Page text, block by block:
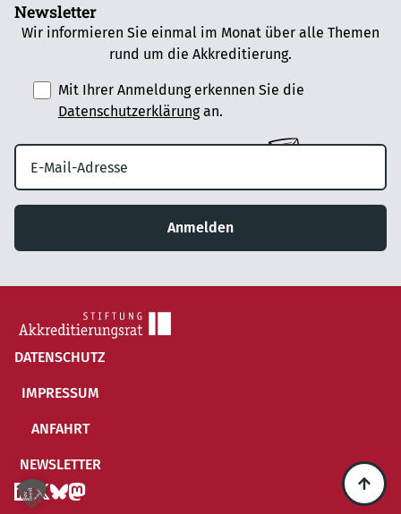
Newsletter
Wir informieren Sie einmal im Monat über alle Themen
rund um die Akkreditierung.
Mit Ihrer Anmeldung erkennen Sie die
Datenschutzerklärungan.
Anmelden
DATENSCHUTZ
IMPRESSUM
ANFAHRT
NEWSLETTER